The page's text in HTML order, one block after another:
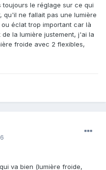
le réglage sur ce qui
qu'il ne fallait pas une lumière
éclat trop important car là
de la lumière justement, j'ai la
froide avec 2 flexibles,
va bien (lumière froide,